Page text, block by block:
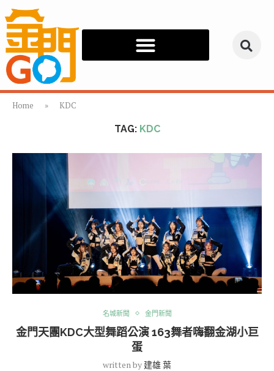
Home » KDC
TAG: KDC
名城新聞 金門新聞
金門天團KDC大型舞蹈公演 163舞者嗨翻金湖小巨
蛋
written by 建雄 葉